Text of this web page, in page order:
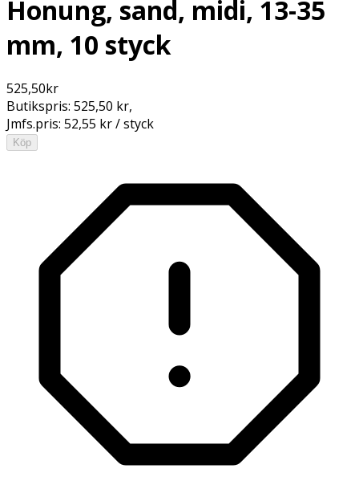
Honung, sand, midi, 13-35
mm, 10 styck
525,50kr
Butikspris: 525,50 kr,
Jmfs.pris: 52,55 kr / styck
Köp